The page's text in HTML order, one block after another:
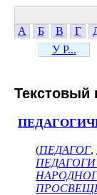
А
Б В Г
У Р...
Текстовый
(ПЕДАГОГ,